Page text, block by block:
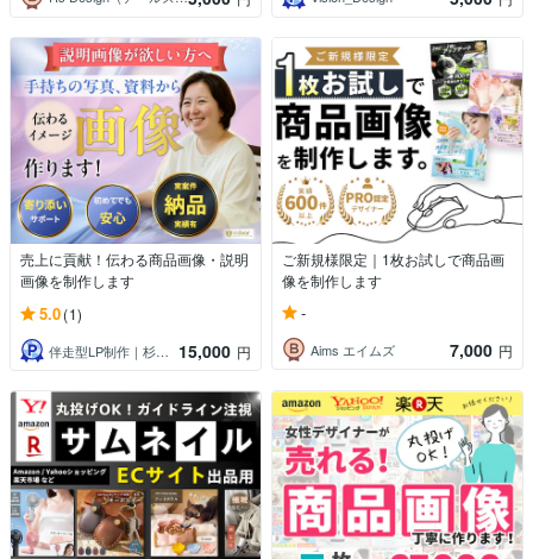
売上に貢献！伝わる商品画像・説明
画像を制作します
5.0(1)
伴走型LP制作｜杉村ちよこ 15,000 円
ご新規様限定｜1枚お試しで商品画
像を制作します
-
Aims エイムズ 7,000 円